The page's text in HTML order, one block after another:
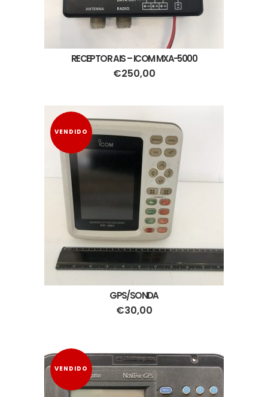
RECEPTOR AIS – ICOM MXA-5000
€250,00
VENDIDO
GPS/SONDA
€30,00
VENDIDO